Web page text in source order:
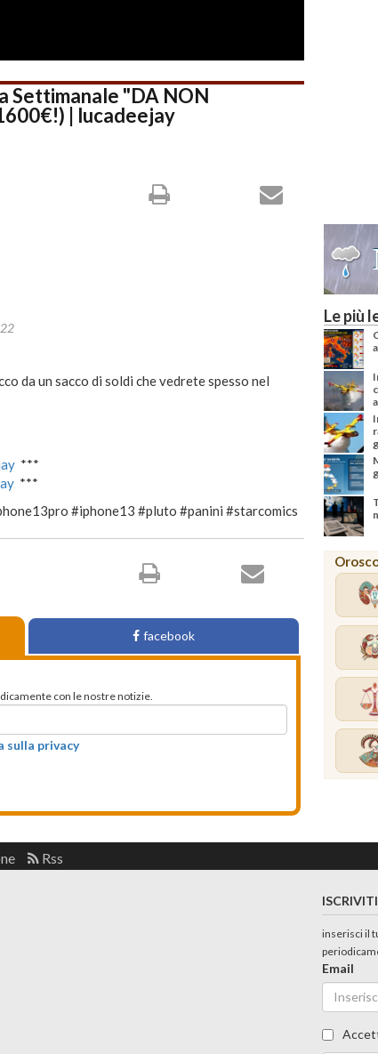
Settimanale "DA NON
| lucadeejay
da un sacco di soldi che vedrete spesso nel
***
***
#iphone13 #pluto #panini #starcomics
facebook
con le nostre notizie.
sulla privacy
Le più
Rss
inserisci il
Email